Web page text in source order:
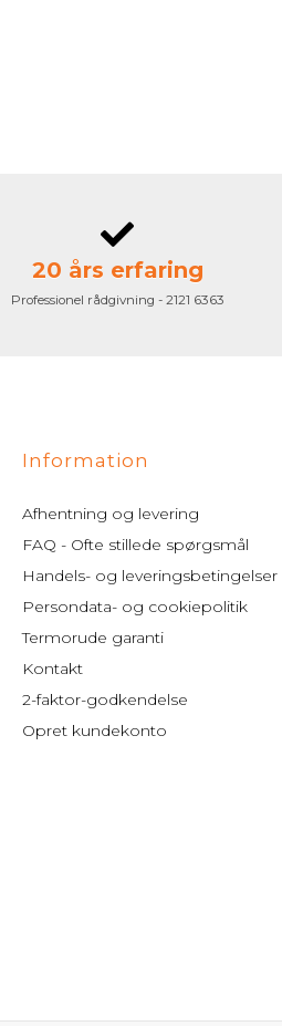
20 års erfaring
Professionel rådgivning - 2121 6363
Information
Afhentning og levering
FAQ - Ofte stillede spørgsmål
Handels- og leveringsbetingelser
Persondata- og cookiepolitik
Termorude garanti
Kontakt
2-faktor-godkendelse
Opret kundekonto